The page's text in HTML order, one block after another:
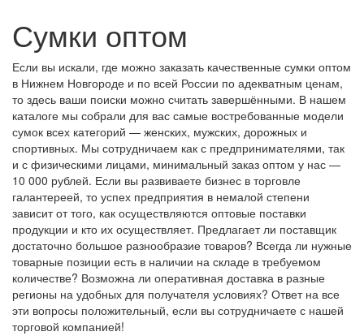
Сумки оптом
Если вы искали, где можно заказать качественные сумки оптом
в Нижнем Новгороде и по всей России по адекватным ценам,
то здесь ваши поиски можно считать завершёнными. В нашем
каталоге мы собрали для вас самые востребованные модели
сумок всех категорий — женских, мужских, дорожных и
спортивных. Мы сотрудничаем как с предпринимателями, так
и с физическими лицами, минимальный заказ оптом у нас —
10 000 рублей. Если вы развиваете бизнес в торговле
галантереей, то успех предприятия в немалой степени
зависит от того, как осуществляются оптовые поставки
продукции и кто их осуществляет. Предлагает ли поставщик
достаточно большое разнообразие товаров? Всегда ли нужные
товарные позиции есть в наличии на складе в требуемом
количестве? Возможна ли оперативная доставка в разные
регионы на удобных для получателя условиях? Ответ на все
эти вопросы положительный, если вы сотрудничаете с нашей
торговой компанией!